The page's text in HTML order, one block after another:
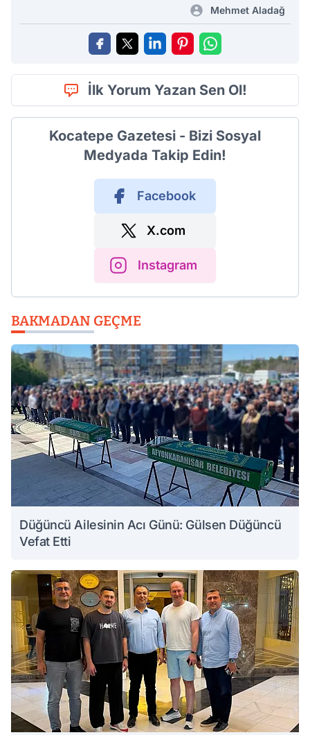
Mehmet Aladağ
İlk Yorum Yazan Sen Ol!
Kocatepe Gazetesi - Bizi Sosyal
Medyada Takip Edin!
Facebook
X.com
Instagram
BAKMADAN GEÇME
Düğüncü Ailesinin Acı Günü: Gülsen Düğüncü
Vefat Etti